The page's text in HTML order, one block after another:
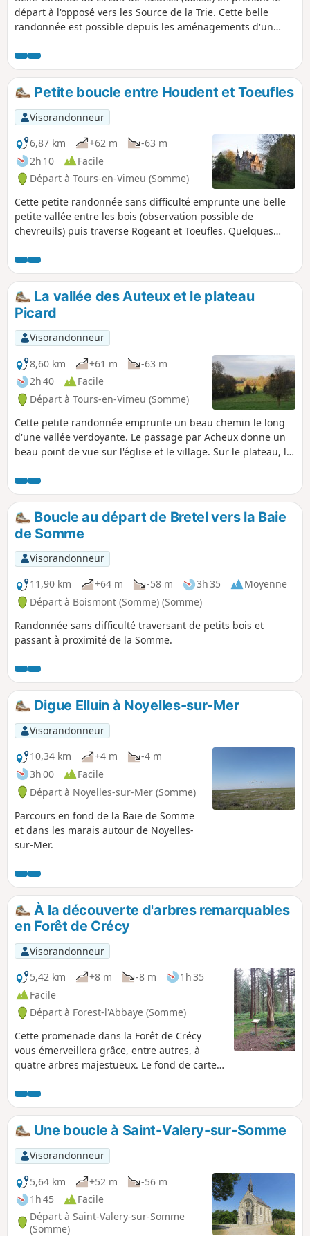
gastronomique et patrimoniale, en
somme.
départ à l'opposé vers les Source de la Trie. Cette belle
randonnée est possible depuis les aménagements d'un
Communauté de Communes du Vimeu.
Petite boucle entre Houdent et Toeufles
Visorandonneur
6,87 km
+62 m
-63 m
2h 10
Facile
Départ à Tours-en-Vimeu (Somme)
Cette petite randonnée sans difficulté emprunte une belle
petite vallée entre les bois (observation possible de
chevreuils) puis traverse Rogeant et Toeufles. Quelques
Rogeant et de Toeufles sont à remarquer. La remontée sur
le plateau permet un beau point de vue sur la vallée de la
Trie, avant le retour vers Houdent.
La vallée des Auteux et le plateau
Picard
Visorandonneur
8,60 km
+61 m
-63 m
2h 40
Facile
Départ à Tours-en-Vimeu (Somme)
Cette petite randonnée emprunte un beau chemin le long
d'une vallée verdoyante. Le passage par Acheux donne un
beau point de vue sur l'église et le village. Sur le plateau, la
Boucle au départ de Bretel vers la Baie
de Somme
Visorandonneur
11,90 km
+64 m -58 m 3h 35
Moyenne
Départ à Boismont (Somme) (Somme)
Randonnée sans difficulté traversant de petits bois et
passant à proximité de la Somme.
Digue Elluin à Noyelles-sur-Mer
Visorandonneur
10,34 km
+4 m
-4 m
3h 00
Facile
Départ à Noyelles-sur-Mer (Somme)
Parcours en fond de la Baie de Somme
et dans les marais autour de Noyelles-
sur-Mer.
À la découverte d'arbres remarquables
en Forêt de Crécy
Visorandonneur
5,42 km
+8 m -8 m
1h 35
Facile
Départ à Forest-l'Abbaye (Somme)
Cette promenade dans la Forêt de Crécy
vous émerveillera grâce, entre autres, à
quatre arbres majestueux. Le fond de carte
le parcours.
Une boucle à Saint-Valery-sur-Somme
Visorandonneur
5,64 km
+52 m
-56 m
1h 45
Facile
Départ à Saint-Valery-sur-Somme
(Somme)